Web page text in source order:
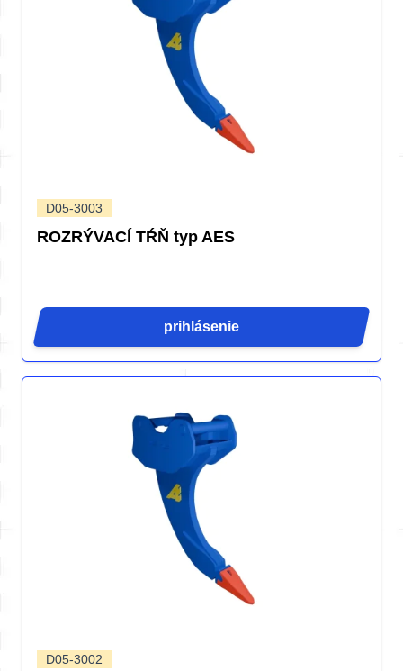
D05-3003
ROZRÝVACÍ TŔŇ typ AES
prihlásenie
D05-3002